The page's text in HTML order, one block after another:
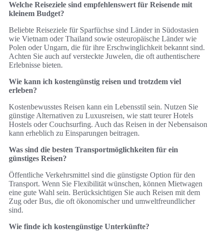
Welche Reiseziele sind empfehlenswert für Reisende mit
kleinem Budget?
Beliebte Reiseziele für Sparfüchse sind Länder in Südostasien
wie Vietnam oder Thailand sowie osteuropäische Länder wie
Polen oder Ungarn, die für ihre Erschwinglichkeit bekannt sind.
Achten Sie auch auf versteckte Juwelen, die oft authentischere
Erlebnisse bieten.
Wie kann ich kostengünstig reisen und trotzdem viel
erleben?
Kostenbewusstes Reisen kann ein Lebensstil sein. Nutzen Sie
günstige Alternativen zu Luxusreisen, wie statt teurer Hotels
Hostels oder Couchsurfing. Auch das Reisen in der Nebensaison
kann erheblich zu Einsparungen beitragen.
Was sind die besten Transportmöglichkeiten für ein
günstiges Reisen?
Öffentliche Verkehrsmittel sind die günstigste Option für den
Transport. Wenn Sie Flexibilität wünschen, können Mietwagen
eine gute Wahl sein. Berücksichtigen Sie auch Reisen mit dem
Zug oder Bus, die oft ökonomischer und umweltfreundlicher
sind.
Wie finde ich kostengünstige Unterkünfte?